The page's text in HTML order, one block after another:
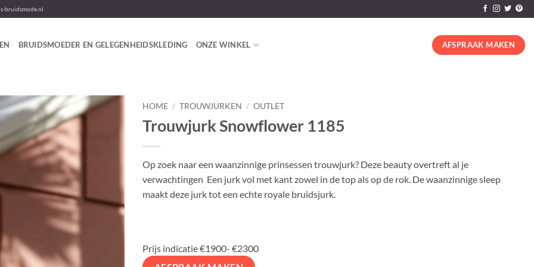
bruidsmode.nl
BRUIDSMOEDER EN GELEGENHEIDSKLEDING ONZE WINKEL AFSPRAAK MAKEN
HOME / TROUWJURKEN / OUTLET
Trouwjurk Snowflower 1185
Op zoek naar een waanzinnige prinsessen trouwjurk? Deze beauty overtreft al je
verwachtingen Een jurk vol met kant zowel in de top als op de rok. De waanzinnige sleep
maakt deze jurk tot een echte royale bruidsjurk.
Prijs indicatie €1900- €2300